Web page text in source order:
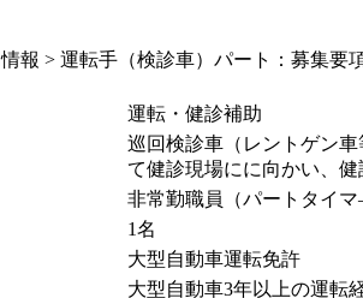
報 > 運転手（検診車）パート：募集要
運転・健診補助
巡回検診車（レントゲン
て健診現場にに向かい、
非常勤職員（パートタイマ
1名
大型自動車運転免許
大型自動車3年以上の運転